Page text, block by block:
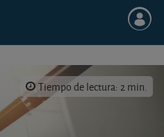
Tiempo de lectura: 2 min.